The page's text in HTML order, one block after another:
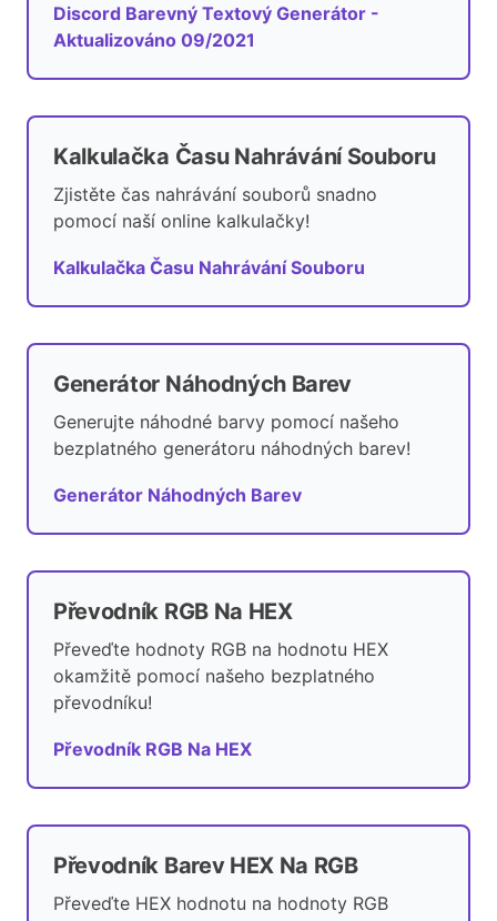
Discord Barevný Textový Generátor -
Aktualizováno 09/2021
Kalkulačka Času Nahrávání Souboru
Zjistěte čas nahrávání souborů snadno
pomocí naší online kalkulačky!
Kalkulačka Času Nahrávání Souboru
Generátor Náhodných Barev
Generujte náhodné barvy pomocí našeho
bezplatného generátoru náhodných barev!
Generátor Náhodných Barev
Převodník RGB Na HEX
Převeďte hodnoty RGB na hodnotu HEX
okamžitě pomocí našeho bezplatného
převodníku!
Převodník RGB Na HEX
Převodník Barev HEX Na RGB
Převeďte HEX hodnotu na hodnoty RGB